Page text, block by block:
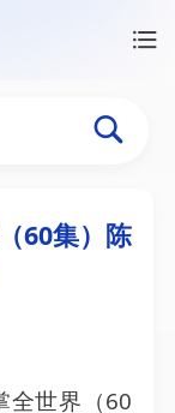
掌全世
60集）陈
全世界（60